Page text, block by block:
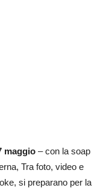
maggio – con la soap
Tra foto, video e
si preparano per la